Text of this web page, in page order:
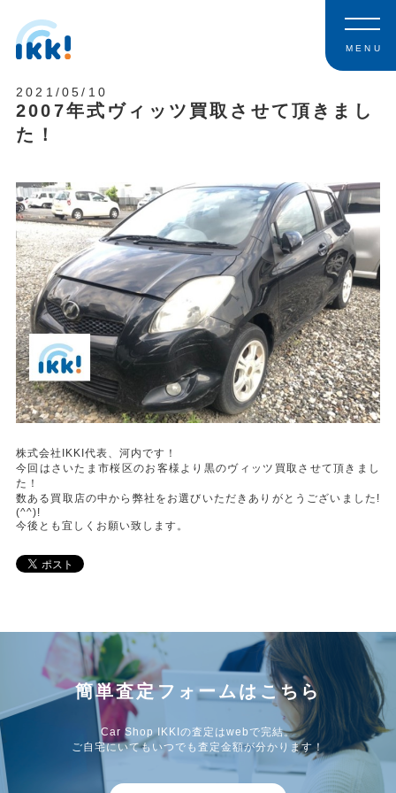
MENU
2021/05/10
2007年式ヴィッツ買取させて頂きまし
た！
株式会社IKKI代表、河内です！
今回はさいたま市桜区のお客様より黒のヴィッツ買取させて頂きまし
た！
数ある買取店の中から弊社をお選びいただきありがとうございました!
(^^)!
今後とも宜しくお願い致します。
簡単査定フォームはこちら
Car Shop IKKIの査定はwebで完結。
ご自宅にいてもいつでも査定金額が分かります！